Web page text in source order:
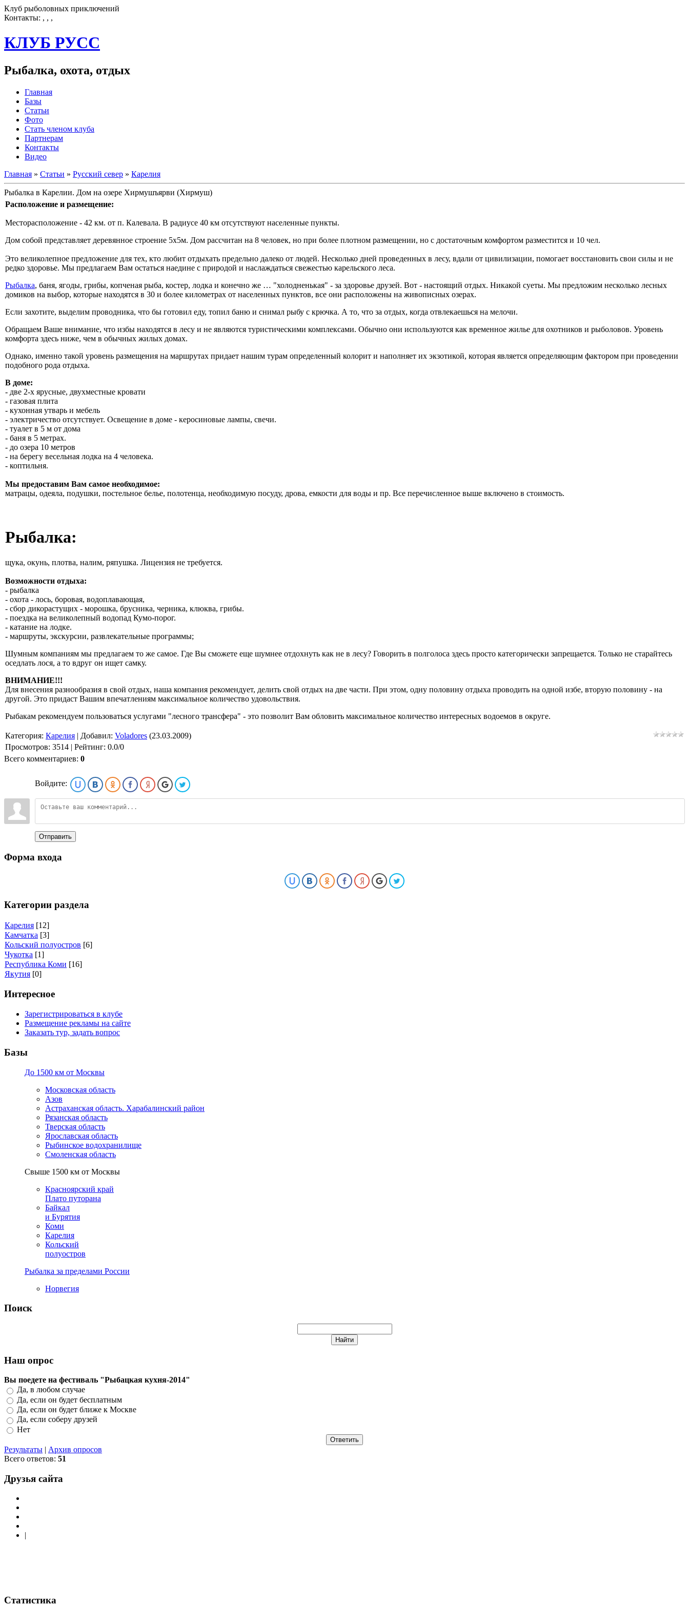
Клуб рыболовных приключений
Контакты: , , ,
КЛУБ РУСС
Рыбалка, охота, отдых
Главная
Базы
Статьи
Фото
Стать членом клуба
Партнерам
Контакты
Видео
Главная » Статьи » Русский север » Карелия
Рыбалка в Карелии. Дом на озере Хирмушъярви (Хирмуш)
Расположение и размещение:
Месторасположение - 42 км. от п. Калевала. В радиусе 40 км отсутствуют населенные пункты.
Дом собой представляет деревянное строение 5х5м. Дом рассчитан на 8 человек, но при более плотном размещении, но с достаточным комфортом разместится и 10 чел.
Это великолепное предложение для тех, кто любит отдыхать предельно далеко от людей. Несколько дней проведенных в лесу, вдали от цивилизации, помогает восстановить свои силы и не
редко здоровье. Мы предлагаем Вам остаться наедине с природой и наслаждаться свежестью карельского леса.
Рыбалка, баня, ягоды, грибы, копченая рыба, костер, лодка и конечно же … "холодненькая" - за здоровье друзей. Вот - настоящий отдых. Никакой суеты. Мы предложим несколько лесных
домиков на выбор, которые находятся в 30 и более километрах от населенных пунктов, все они расположены на живописных озерах.
Если захотите, выделим проводника, что бы готовил еду, топил баню и снимал рыбу с крючка. А то, что за отдых, когда отвлекаешься на мелочи.
Обращаем Ваше внимание, что избы находятся в лесу и не являются туристическими комплексами. Обычно они используются как временное жилье для охотников и рыболовов. Уровень
комфорта здесь ниже, чем в обычных жилых домах.
Однако, именно такой уровень размещения на маршрутах придает нашим турам определенный колорит и наполняет их экзотикой, которая является определяющим фактором при проведении
подобного рода отдыха.
В доме:
- две 2-х ярусные, двухместные кровати
- газовая плита
- кухонная утварь и мебель
- электричество отсутствует. Освещение в доме - керосиновые лампы, свечи.
- туалет в 5 м от дома
- баня в 5 метрах.
- до озера 10 метров
- на берегу весельная лодка на 4 человека.
- коптильня.
Мы предоставим Вам самое необходимое:
матрацы, одеяла, подушки, постельное белье, полотенца, необходимую посуду, дрова, емкости для воды и пр. Все перечисленное выше включено в стоимость.
Рыбалка:
щука, окунь, плотва, налим, ряпушка. Лицензия не требуется.
Возможности отдыха:
- рыбалка
- охота - лось, боровая, водоплавающая,
- сбор дикорастущих - морошка, брусника, черника, клюква, грибы.
- поездка на великолепный водопад Кумо-порог.
- катание на лодке.
- маршруты, экскурсии, развлекательные программы;
Шумным компаниям мы предлагаем то же самое. Где Вы сможете еще шумнее отдохнуть как не в лесу? Говорить в полголоса здесь просто категорически запрещается. Только не старайтесь
оседлать лося, а то вдруг он ищет самку.
ВНИМАНИЕ!!!
Для внесения разнообразия в свой отдых, наша компания рекомендует, делить свой отдых на две части. При этом, одну половину отдыха проводить на одной избе, вторую половину - на
другой. Это придаст Вашим впечатлениям максимальное количество удовольствия.
Рыбакам рекомендуем пользоваться услугами "лесного трансфера" - это позволит Вам обловить максимальное количество интересных водоемов в округе.
Категория: Карелия | Добавил: Voladores (23.03.2009)
Просмотров: 3514 | Рейтинг: 0.0/0
Всего комментариев: 0
Войдите:
Отправить
Форма входа
Категории раздела
Карелия [12]
Камчатка [3]
Кольский полуостров [6]
Чукотка [1]
Республика Коми [16]
Якутия [0]
Интересное
Зарегистрироваться в клубе
Размещение рекламы на сайте
Заказать тур, задать вопрос
Базы
До 1500 км от Москвы
Московская область
Азов
Астраханская область. Харабалинский район
Рязанская область
Тверская область
Ярославская область
Рыбинское водохранилище
Смоленская область
Свыше 1500 км от Москвы
Красноярский край
Плато путорана
Байкал
и Бурятия
Коми
Карелия
Кольский
полуостров
Рыбалка за пределами России
Норвегия
Поиск
Наш опрос
Вы поедете на фестиваль "Рыбацкая кухня-2014"
Да, в любом случае
Да, если он будет бесплатным
Да, если он будет ближе к Москве
Да, если соберу друзей
Нет
Результаты | Архив опросов
Всего ответов: 51
Друзья сайта
Статистика